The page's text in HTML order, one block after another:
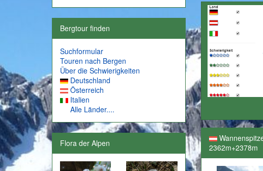
Bergtour finden
Suchformular
Touren nach Bergen
Über die Schwierigkeiten
Deutschland
Österreich
Italien
Alle Länder....
Flora der Alpen
2362m+2378m